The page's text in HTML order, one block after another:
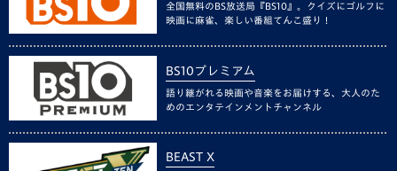
全国無料のBS放送局『BS10』。クイズにゴルフに
映画に麻雀、楽しい番組てんこ盛り！
BS10プレミアム
語り継がれる映画や音楽をお届けする、大人のた
めのエンタテインメントチャンネル
BEAST X